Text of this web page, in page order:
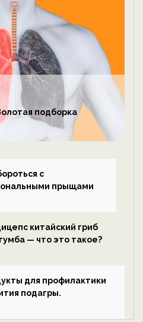
подборка
с
прыщами
китайский гриб
— что это такое?
для профилактики
подагры.